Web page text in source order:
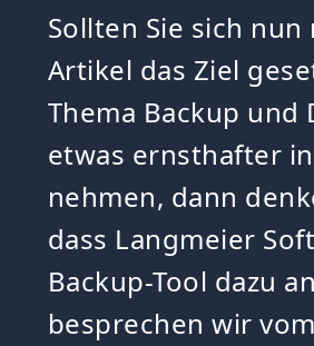
Sollten Sie sich nun
Artikel das Ziel
Thema Backup und
etwas ernsthafter
nehmen, dann
dass Langmeier
Backup-Tool dazu
besprechen wir